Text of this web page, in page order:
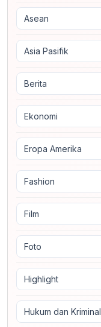
Asean
Asia Pasifik
Berita
Ekonomi
Eropa Amerika
Fashion
Film
Foto
Highlight
Hukum dan Kriminal